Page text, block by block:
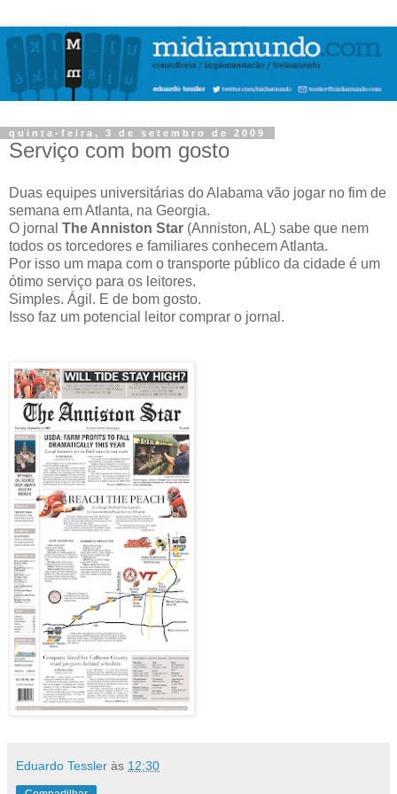
quinta-feira, 3 de setembro de 2009
Serviço com bom gosto
Duas equipes universitárias do Alabama vão jogar no fim de
semana em Atlanta, na Georgia.
O jornal The Anniston Star (Anniston, AL) sabe que nem
todos os torcedores e familiares conhecem Atlanta.
Por isso um mapa com o transporte público da cidade é um
ótimo serviço para os leitores.
Simples. Ágil. E de bom gosto.
Isso faz um potencial leitor comprar o jornal.
Eduardo Tessler às 12:30